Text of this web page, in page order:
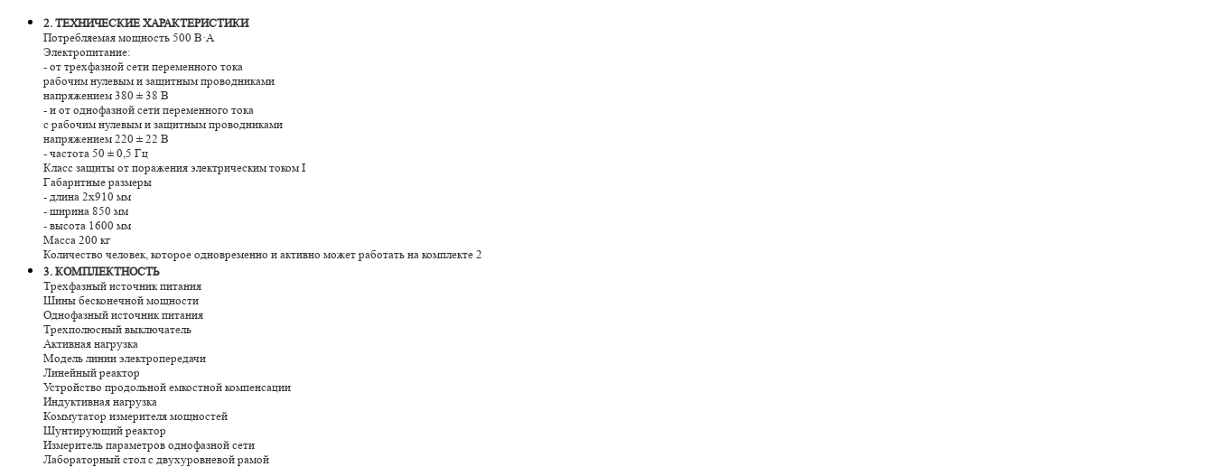
2. ТЕХНИЧЕСКИЕ ХАРАКТЕРИСТИКИ
Потребляемая мощность 500 В·А
Электропитание:
- от трехфазной сети переменного тока
рабочим нулевым и защитным проводниками
напряжением 380 ± 38 В
- и от однофазной сети переменного тока
с рабочим нулевым и защитным проводниками
напряжением 220 ± 22 В
- частота 50 ± 0,5 Гц
Класс защиты от поражения электрическим током I
Габаритные размеры
- длина 2x910 мм
- ширина 850 мм
- высота 1600 мм
Масса 200 кг
Количество человек, которое одновременно и активно может работать на комплекте 2
3. КОМПЛЕКТНОСТЬ
Трехфазный источник питания
Шины бесконечной мощности
Однофазный источник питания
Трехполюсный выключатель
Активная нагрузка
Модель линии электропередачи
Линейный реактор
Устройство продольной емкостной компенсации
Индуктивная нагрузка
Коммутатор измерителя мощностей
Шунтирующий реактор
Измеритель параметров однофазной сети
Лабораторный стол с двухуровневой рамой